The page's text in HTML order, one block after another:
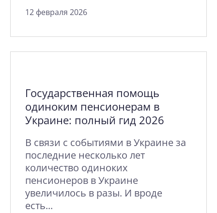
12 февраля 2026
Государственная помощь
одиноким пенсионерам в
Украине: полный гид 2026
В связи с событиями в Украине за
последние несколько лет
количество одиноких
пенсионеров в Украине
увеличилось в разы. И вроде
есть...